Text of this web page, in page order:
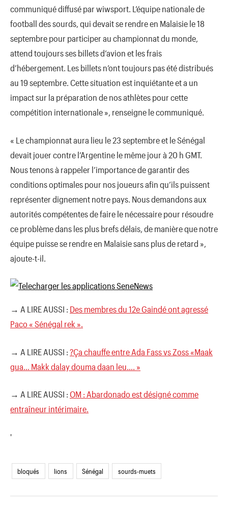
communiqué diffusé par wiwsport. L’équipe nationale de
football des sourds, qui devait se rendre en Malaisie le 18
septembre pour participer au championnat du monde,
attend toujours ses billets d’avion et les frais
d’hébergement. Les billets n’ont toujours pas été distribués
au 19 septembre. Cette situation est inquiétante et a un
impact sur la préparation de nos athlètes pour cette
compétition internationale », renseigne le communiqué.
« Le championnat aura lieu le 23 septembre et le Sénégal
devait jouer contre l’Argentine le même jour à 20 h GMT.
Nous tenons à rappeler l’importance de garantir des
conditions optimales pour nos joueurs afin qu’ils puissent
représenter dignement notre pays. Nous demandons aux
autorités compétentes de faire le nécessaire pour résoudre
ce problème dans les plus brefs délais, de manière que notre
équipe puisse se rendre en Malaisie sans plus de retard »,
ajoute-t-il.
→ A LIRE AUSSI : Des membres du 12e Gaindé ont agressé
Paco « Sénégal rek ».
→ A LIRE AUSSI : ?Ça chauffe entre Ada Fass vs Zoss «Maak
gua… Makk dalay douma daan leu…. »
→ A LIRE AUSSI : OM : Abardonado est désigné comme
entraîneur intérimaire.
'
bloqués lions Sénégal sourds-muets